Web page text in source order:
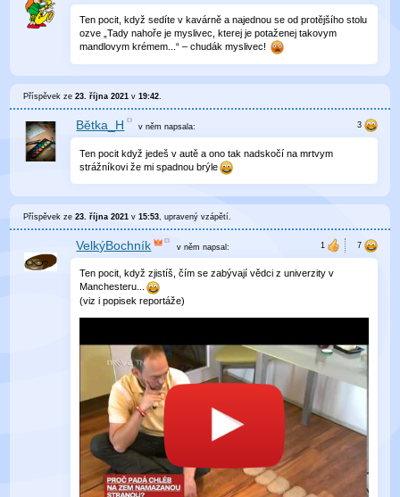
Ten pocit, když sedíte v kavárně a najednou se od protějšího stolu
ozve „Tady nahoře je myslivec, kterej je potaženej takovym
mandlovym krémem...“ – chudák myslivec!
Příspěvek ze23. října 2021 v19:42.
Bětka_H v němnapsala:
Ten pocit když jedeš v autě a ono tak nadskočí na mrtvym
strážníkovi že mi spadnou brýle
Příspěvek ze23. října 2021 v15:53 , upravenývzápětí
VelkýBochník v něm napsal:
Ten pocit, když zjistíš, čím se zabývají vědci z univerzity v
Manchesteru...
(viz i popisek reportáže)